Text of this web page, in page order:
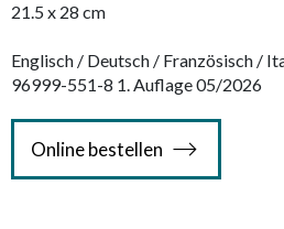
21.5 x 28 cm
Englisch / Deutsch / Französisch /
96999-551-8 1. Auflage 05/2026
Online bestellen